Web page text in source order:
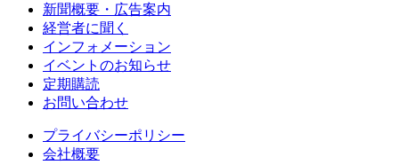
新聞概要・広告案内
経営者に聞く
インフォメーション
イベントのお知らせ
定期購読
お問い合わせ
プライバシーポリシー
会社概要